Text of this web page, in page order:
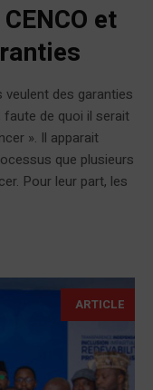
et
des garanties
de quoi il serait
». Il apparait
que plusieurs
Pour leur part, les
ARTICLE